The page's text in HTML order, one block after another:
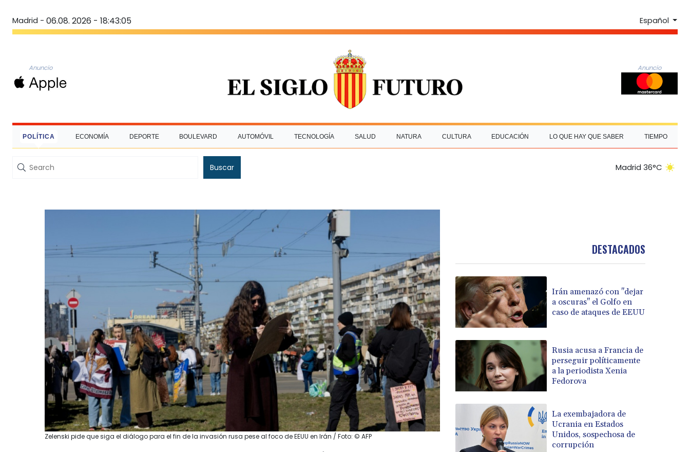
Madrid - 06.08. 2026 - 18:43:06 Español
Anuncio Anuncio
POLÍTICA ECONOMÍA DEPORTE BOULEVARD AUTOMÓVIL TECNOLOGÍA SALUD NATURA CULTURA EDUCACIÓN LO QUE HAY QUE SABER TIEMPO
Buscar Madrid 36°C
Zelenski pide que siga el diálogo para el fin de la invasión rusa pese al foco de EEUU en Irán / Foto: © AFP
DESTACADOS
Irán amenazó con "dejar
a oscuras" el Golfo en
caso de ataques de EEUU
Rusia acusa a Francia de
perseguir políticamente
a la periodista Xenia
Fedorova
La exembajadora de
Ucrania en Estados
Unidos, sospechosa de
corrupción